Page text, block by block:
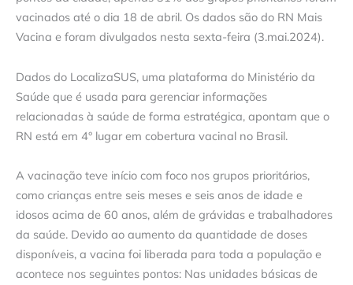
vacinados até o dia 18 de abril. Os dados são do RN Mais
Vacina e foram divulgados nesta sexta-feira (3.mai.2024).
Dados do LocalizaSUS, uma plataforma do Ministério da
Saúde que é usada para gerenciar informações
relacionadas à saúde de forma estratégica, apontam que o
RN está em 4° lugar em cobertura vacinal no Brasil.
A vacinação teve início com foco nos grupos prioritários,
como crianças entre seis meses e seis anos de idade e
idosos acima de 60 anos, além de grávidas e trabalhadores
da saúde. Devido ao aumento da quantidade de doses
disponíveis, a vacina foi liberada para toda a população e
acontece nos seguintes pontos: Nas unidades básicas de